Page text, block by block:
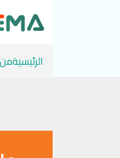
الرئيسية